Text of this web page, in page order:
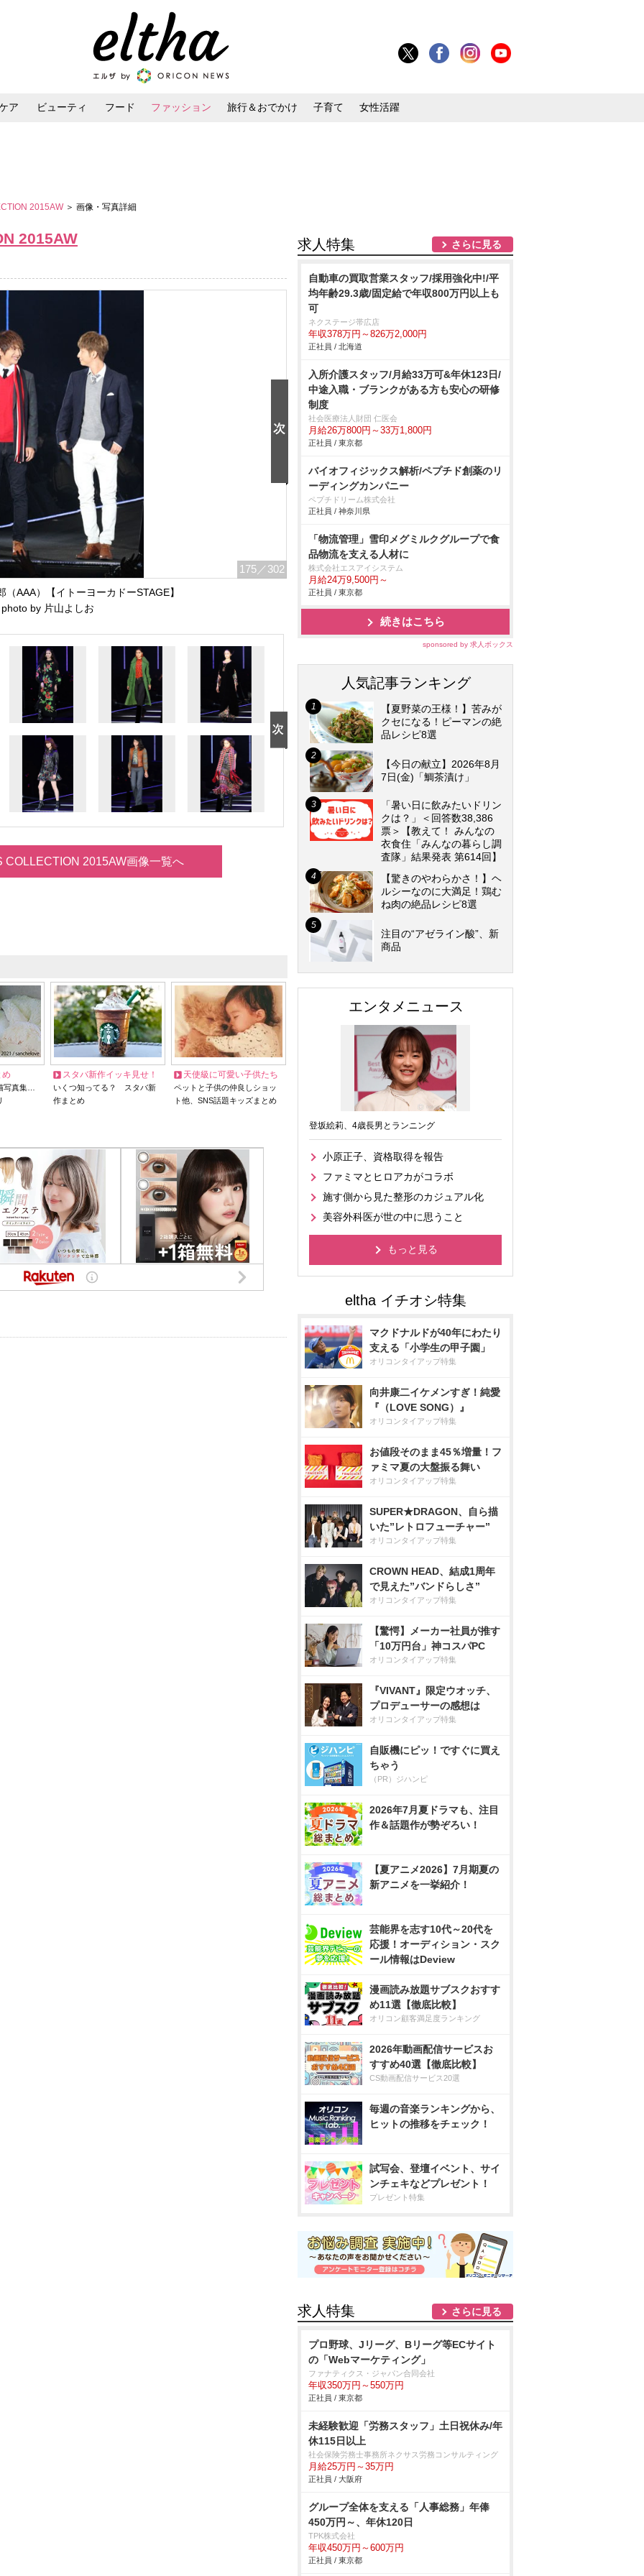
ア ビューティ フード ファッション 旅行＆おでかけ 子育て 女性活躍
2015AW ＞ 画像・写真詳細
2015AW
175 ／302
（AAA）【イトーヨーカドーSTAGE】
photo by 片山よしお
COLLECTION 2015AW画像一覧へ
め
写真集…
スタバ新作イッキ見せ！
いくつ知ってる？ スタバ新
作まとめ
天使級に可愛い子供たち
ペットと子供の仲良しショッ
ト他、SNS話題キッズまとめ
求人特集 さらに見る
自動車の買取営業スタッフ/採用強化中!/平
均年齢29.3歳/固定給で年収800万円以上も
可
ネクステージ帯広店
年収378万円～826万2,000円
正社員 / 北海道
入所介護スタッフ/月給33万可&年休123日/
中途入職・ブランクがある方も安心の研修
制度
社会医療法人財団 仁医会
月給26万800円～33万1,800円
正社員 / 東京都
バイオフィジックス解析/ペプチド創薬のリ
ーディングカンパニー
ペプチドリーム株式会社
正社員 / 神奈川県
「物流管理」雪印メグミルクグループで食
品物流を支える人材に
株式会社エスアイシステム
月給24万9,500円～
正社員 / 東京都
続きはこちら
sponsored by 求人ボックス
人気記事ランキング
【夏野菜の王様！】苦みが
クセになる！ピーマンの絶
品レシピ8選
【今日の献立】2026年8月
7日(金)「鯛茶漬け」
「暑い日に飲みたいドリン
クは？」＜回答数38,386
票＞【教えて！ みんなの
衣食住「みんなの暮らし調
査隊」結果発表 第614回】
【驚きのやわらかさ！】ヘ
ルシーなのに大満足！鶏む
ね肉の絶品レシピ8選
注目の“アゼライン酸”、新
商品
エンタメニュース
登坂絵莉、4歳長男とランニング
小原正子、資格取得を報告
ファミマとヒロアカがコラボ
施す側から見た整形のカジュアル化
美容外科医が世の中に思うこと
もっと見る
マクドナルドが40年にわたり
支える「小学生の甲子園」
オリコンタイアップ特集
向井康二イケメンすぎ！純愛
『（LOVE SONG）』
オリコンタイアップ特集
お値段そのまま45％増量！フ
ァミマ夏の大盤振る舞い
オリコンタイアップ特集
SUPER★DRAGON、自ら描
いた”レトロフューチャー”
オリコンタイアップ特集
CROWN HEAD、結成1周年
で見えた”バンドらしさ”
オリコンタイアップ特集
【驚愕】メーカー社員が推す
「10万円台」神コスパPC
オリコンタイアップ特集
『VIVANT』限定ウオッチ、
プロデューサーの感想は
オリコンタイアップ特集
自販機にピッ！ですぐに買え
ちゃう
（PR）ジハンピ
2026年7月夏ドラマも、注目
作＆話題作が勢ぞろい！
【夏アニメ2026】7月期夏の
新アニメを一挙紹介！
芸能界を志す10代～20代を
応援！オーディション・スク
ール情報はDeview
漫画読み放題サブスクおすす
め11選【徹底比較】
オリコン顧客満足度ランキング
2026年動画配信サービスお
すすめ40選【徹底比較】
CS動画配信サービス20選
毎週の音楽ランキングから、
ヒットの推移をチェック！
試写会、登壇イベント、サイ
ンチェキなどプレゼント！
プレゼント特集
求人特集 さらに見る
プロ野球、Jリーグ、Bリーグ等ECサイト
の「Webマーケティング」
ファナティクス・ジャパン合同会社
年収350万円～550万円
正社員 / 東京都
未経験歓迎「労務スタッフ」土日祝休み/年
休115日以上
社会保険労務士事務所ネクサス労務コンサルティング
月給25万円～35万円
正社員 / 大阪府
グループ全体を支える「人事総務」年俸
450万円～、年休120日
TPK株式会社
年収450万円～600万円
正社員 / 東京都